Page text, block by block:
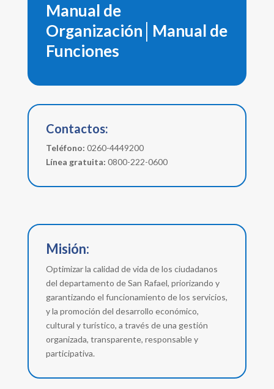
Manual de
Organización│Manual de
Funciones
Contactos:
Teléfono: 0260-4449200
Línea gratuita: 0800-222-0600
Misión:
Optimizar la calidad de vida de los ciudadanos
del departamento de San Rafael, priorizando y
garantizando el funcionamiento de los servicios,
y la promoción del desarrollo económico,
cultural y turístico, a través de una gestión
organizada, transparente, responsable y
participativa.